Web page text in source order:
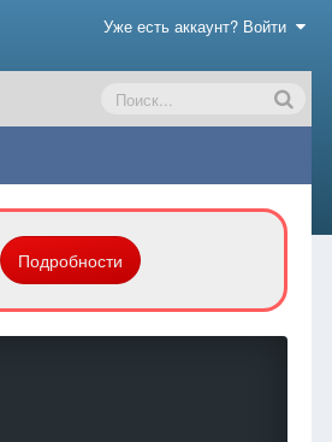
Уже есть аккаунт? Войти
Подробности